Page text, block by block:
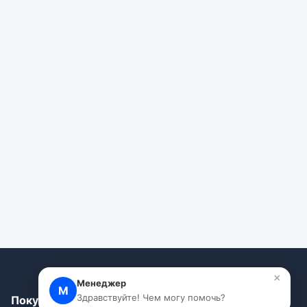
Покупателям
М
Менеджер
Здравствуйте! Чем могу помочь?
×